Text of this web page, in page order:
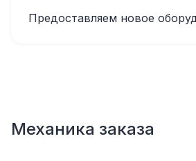
Предоставляем новое
Механика заказа